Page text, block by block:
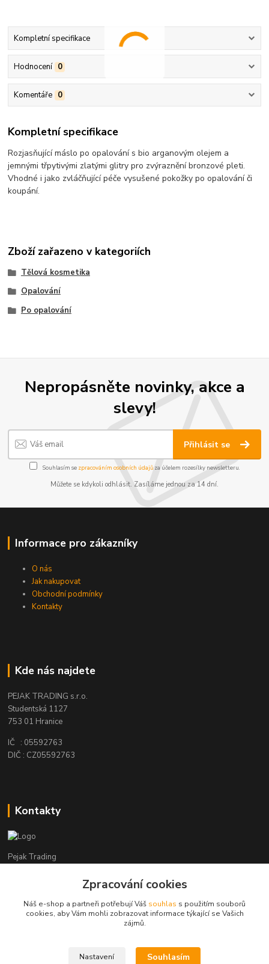
Kompletní specifikace
Hodnocení 0
Komentáře 0
Kompletní specifikace
Rozjasňující máslo po opalování s bio arganovým olejem a
jemnými třpytivými zlatými glitry pro zvýraznění bronzové pleti.
Vhodné i jako zvláčňující péče vysušené pokožky po opalování či
koupání.
Zboží zařazeno v kategoriích
Tělová kosmetika
Opalování
Po opalování
Nepropásněte novinky, akce a
slevy!
Přihlásit se
Souhlasím se zpracováním osobních údajůza účelem rozesílky newsletteru.
Můžete se kdykoli odhlásit. Zasíláme jednou za 14 dní.
Informace pro zákazníky
O nás
Jak nakupovat
Obchodní podmínky
Kontakty
Kde nás najdete
PEJAK TRADING s.r.o.
Studentská 1127
753 01 Hranice
IČ : 05592763
DIČ : CZ05592763
Kontakty
Pejak Trading
+ 420 724 280 132
(Po-Pá, 8-16 hod.)
Zpracování cookies
Náš e-shop a partneři potřebují Váš souhlas s použitím souborů
cookies, aby Vám mohli zobrazovat informace týkající se Vašich
zájmů.
Nastavení Souhlasím